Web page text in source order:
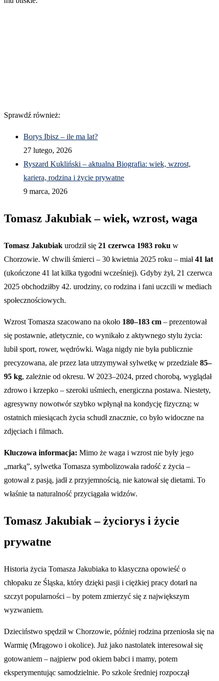
Sprawdź również:
Borys Ibisz – ile ma lat?
27 lutego, 2026
Ryszard Kukliński – aktualna Biografia: wiek, wzrost,
kariera, rodzina i życie prywatne
9 marca, 2026
Tomasz Jakubiak – wiek, wzrost, waga
Tomasz Jakubiak urodził się 21 czerwca 1983 roku w
Chorzowie. W chwili śmierci – 30 kwietnia 2025 roku – miał41 lat
(ukończone 41 lat kilka tygodni wcześniej). Gdyby żył, 21 czerwca
2025 obchodziłby 42. urodziny, co rodzina i fani uczcili w mediach
społecznościowych.
Wzrost Tomasza szacowano na około 180–183 cm – prezentował
się postawnie, atletycznie, co wynikało z aktywnego stylu życia:
lubił sport, rower, wędrówki. Waga nigdy nie była publicznie
precyzowana, ale przez lata utrzymywał sylwetkę w przedziale 85–
95 kg, zależnie od okresu. W 2023–2024, przed chorobą, wyglądał
zdrowo i krzepko – szeroki uśmiech, energiczna postawa. Niestety,
agresywny nowotwór szybko wpłynął na kondycję fizyczną; w
ostatnich miesiącach życia schudł znacznie, co było widoczne na
zdjęciach i filmach.
Kluczowa informacja: Mimo że waga i wzrost nie były jego
„marką”, sylwetka Tomasza symbolizowała radość z życia –
gotował z pasją, jadł z przyjemnością, nie katował się dietami. To
właśnie ta naturalność przyciągała widzów.
Tomasz Jakubiak – życiorys i życie
prywatne
Historia życia Tomasza Jakubiaka to klasyczna opowieść o
chłopaku ze Śląska, który dzięki pasji i ciężkiej pracy dotarł na
szczyt popularności – by potem zmierzyć się z największym
wyzwaniem.
Dzieciństwo spędził w Chorzowie, później rodzina przeniosła się na
Warmię (Mrągowo i okolice). Już jako nastolatek interesował się
gotowaniem – najpierw pod okiem babci i mamy, potem
eksperymentując samodzielnie. Po szkole średniej rozpoczął